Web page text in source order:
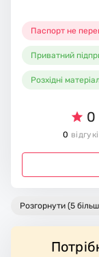
Паспорт не
Приватний
Розхідні
0
0
Розгорнути (5